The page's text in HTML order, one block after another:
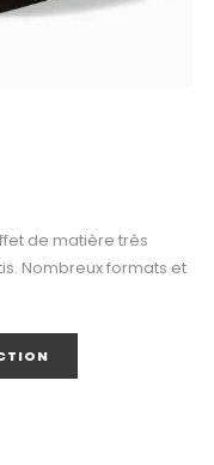
de matière très
Nombreux formats et